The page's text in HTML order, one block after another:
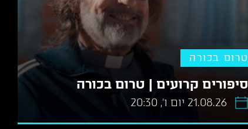
טרום בכורה
סיפורים קרועים | טרום בכורה
21.08.26 יום ו׳, 20:30